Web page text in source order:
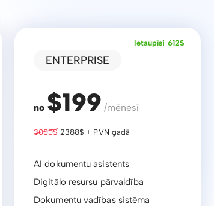
Ietaupīsi 612$
ENTERPRISE
no $199 /mēnesī
3000$2388$ + PVN gadā
AI dokumentu asistents
Digitālo resursu pārvaldība
Dokumentu vadības sistēma